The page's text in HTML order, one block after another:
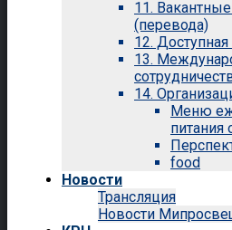
11.
(перевода)
12.
13.
14.
Меню
питания
food
Новости
Трансляция
Новости